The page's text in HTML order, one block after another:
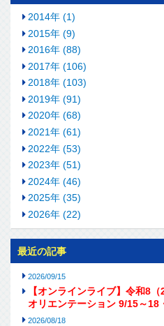
2014年 (1)
2015年 (9)
2016年 (88)
2017年 (106)
2018年 (103)
2019年 (91)
2020年 (68)
2021年 (61)
2022年 (53)
2023年 (51)
2024年 (46)
2025年 (35)
2026年 (22)
最近の記事
2026/09/15
【オンラインライブ】令和8
オリエンテーション 9/15～18
2026/08/18